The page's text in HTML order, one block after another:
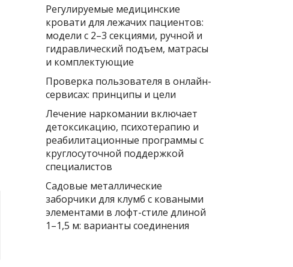
Регулируемые медицинские
кровати для лежачих пациентов:
модели с 2–3 секциями, ручной и
гидравлический подъем, матрасы
и комплектующие
Проверка пользователя в онлайн-
сервисах: принципы и цели
Лечение наркомании включает
детоксикацию, психотерапию и
реабилитационные программы с
круглосуточной поддержкой
специалистов
Садовые металлические
заборчики для клумб с коваными
элементами в лофт-стиле длиной
1–1,5 м: варианты соединения